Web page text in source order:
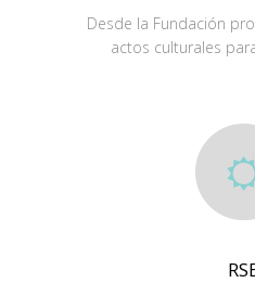
Desde la Fundación
actos culturales